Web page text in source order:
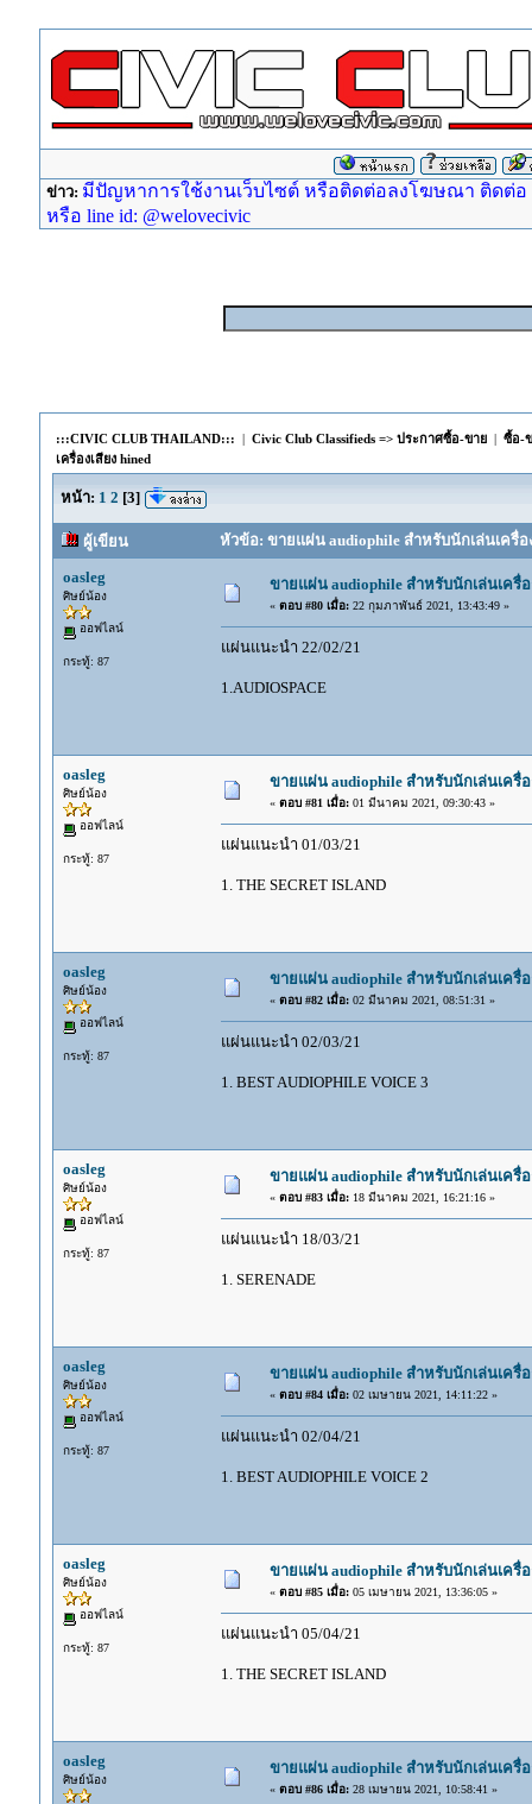
ข่าว: มีปัญหาการใช้งานเว็บไซต์ หรือติดต่อลงโฆษณา ติดต่อ
หรือ line id: @welovecivic
:::CIVIC CLUB THAILAND::: | Civic Club Classifieds => ประกาศซื้อ-ขาย| ซื้อ-
เครื่องเสียง hined
หน้า: 1 2 [3]
ผู้เขียน หัวข้อ: ขายแผ่น audiophile สำหรับนักเล่นเครื่อ
oasleg
ศิษย์น้อง
ออฟไลน์
กระทู้: 87
ขายแผ่น audiophile สำหรับนักเล่นเครื่อ
« ตอบ #80 เมื่อ:22 กุมภาพันธ์ 2021, 13:43:49 »
แผ่นแนะนำ 22/02/21
1.AUDIOSPACE
oasleg
ศิษย์น้อง
ออฟไลน์
กระทู้: 87
ขายแผ่น audiophile สำหรับนักเล่นเครื่อ
« ตอบ #81 เมื่อ:01 มีนาคม 2021, 09:30:43 »
แผ่นแนะนำ 01/03/21
1. THE SECRET ISLAND
oasleg
ศิษย์น้อง
ออฟไลน์
กระทู้: 87
ขายแผ่น audiophile สำหรับนักเล่นเครื่อ
« ตอบ #82 เมื่อ:02 มีนาคม 2021, 08:51:31 »
แผ่นแนะนำ 02/03/21
1. BEST AUDIOPHILE VOICE 3
oasleg
ศิษย์น้อง
ออฟไลน์
กระทู้: 87
ขายแผ่น audiophile สำหรับนักเล่นเครื่อ
« ตอบ #83 เมื่อ:18 มีนาคม 2021, 16:21:16 »
แผ่นแนะนำ 18/03/21
1. SERENADE
oasleg
ศิษย์น้อง
ออฟไลน์
กระทู้: 87
ขายแผ่น audiophile สำหรับนักเล่นเครื่อ
« ตอบ #84 เมื่อ:02 เมษายน 2021, 14:11:22 »
แผ่นแนะนำ 02/04/21
1. BEST AUDIOPHILE VOICE 2
oasleg
ศิษย์น้อง
ออฟไลน์
กระทู้: 87
ขายแผ่น audiophile สำหรับนักเล่นเครื่อ
« ตอบ #85 เมื่อ:05 เมษายน 2021, 13:36:05 »
แผ่นแนะนำ 05/04/21
1. THE SECRET ISLAND
oasleg
ศิษย์น้อง
ขายแผ่น audiophile สำหรับนักเล่นเครื่อ
« ตอบ #86 เมื่อ:28 เมษายน 2021, 10:58:41 »